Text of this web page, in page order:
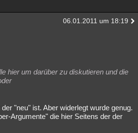
06.01.2011 um 18:19
hier um darüber zu diskutieren und die
"neu" ist. Aber widerlegt wurde genug.
Argumente" die hier Seitens der der